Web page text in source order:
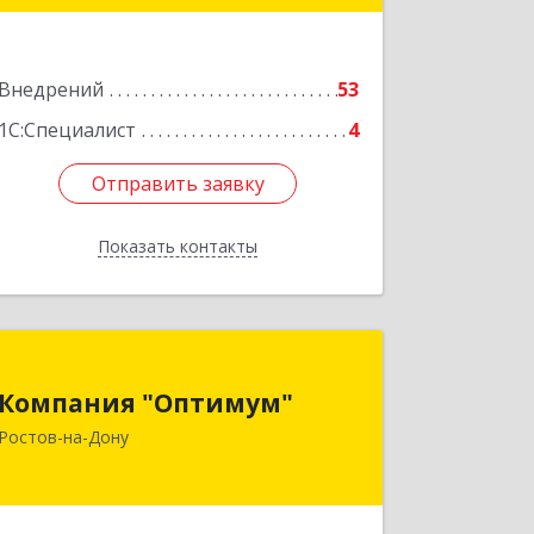
Внедрений
53
1С:Специалист
4
Отправить заявку
Показать контакты
Подробнее
Отправить заявку
Назад
Компания "Оптимум"
Ростов-на-Дону
344000, Ростовская обл, Ростов-на-
Дону г, Крепостной пер, дом № 133,